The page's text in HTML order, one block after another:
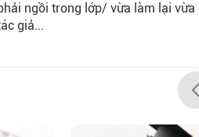
ngồi trong lớp/ vừa làm lại vừa
giả...